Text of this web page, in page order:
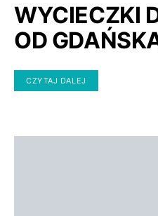
WYCIECZKI
OD
CZYTAJ DALEJ